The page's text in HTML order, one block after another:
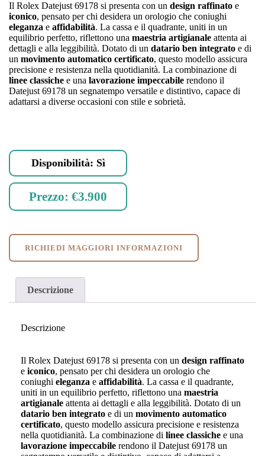
Il Rolex Datejust 69178 si presenta con un design raffinato e
iconico, pensato per chi desidera un orologio che coniughi
eleganza e affidabilità. La cassa e il quadrante, uniti in un
equilibrio perfetto, riflettono una maestria artigianale attenta ai
dettagli e alla leggibilità. Dotato di un datario ben integrato e di
un movimento automatico certificato, questo modello assicura
precisione e resistenza nella quotidianità. La combinazione di
linee classiche e una lavorazione impeccabile rendono il
Datejust 69178 un segnatempo versatile e distintivo, capace di
adattarsi a diverse occasioni con stile e sobrietà.
Disponibilità: Sì
Prezzo: €3.900
RICHIEDI MAGGIORI INFORMAZIONI
Descrizione
Descrizione
Il Rolex Datejust 69178 si presenta con un design raffinato
e iconico, pensato per chi desidera un orologio che
coniughi eleganza e affidabilità. La cassa e il quadrante,
uniti in un equilibrio perfetto, riflettono una maestria
artigianale attenta ai dettagli e alla leggibilità. Dotato di un
datario ben integrato e di un movimento automatico
certificato, questo modello assicura precisione e resistenza
nella quotidianità. La combinazione di linee classiche e una
lavorazione impeccabile rendono il Datejust 69178 un